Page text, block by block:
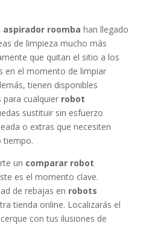
roomba han llegado
de limpieza mucho más
que quitan el sitio a los
en el momento de limpiar
tienen disponibles
cualquier robot
sustituir sin esfuerzo
o extras que necesiten
tiempo.
un comparar robot
es el momento clave.
de rebajas en robots
tienda online. Localizarás el
con tus ilusiones de